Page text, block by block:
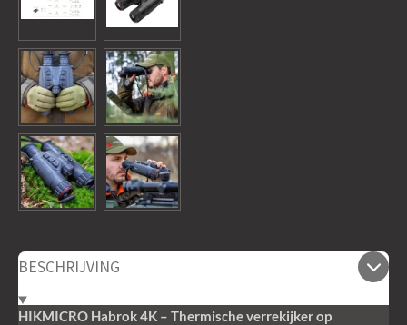
BESCHRIJVING
HIKMICRO Habrok 4K – Thermische verrekijker op